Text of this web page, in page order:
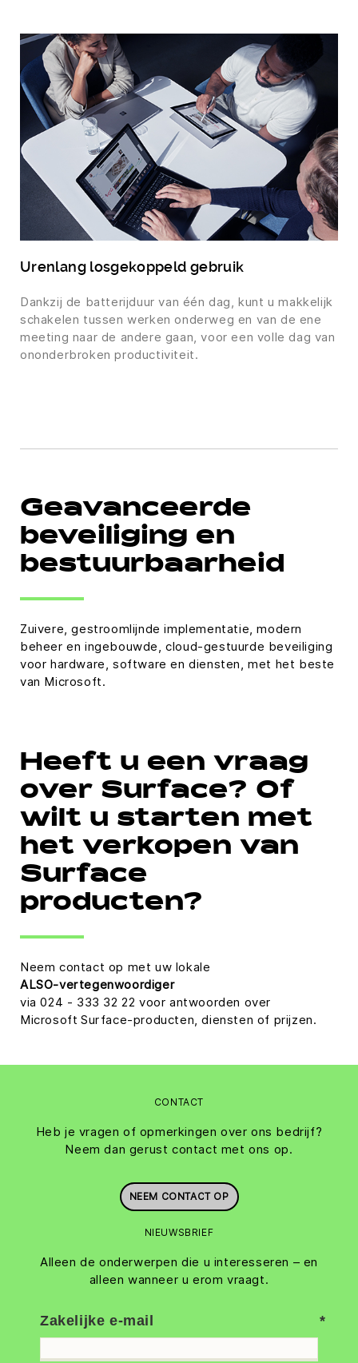
Urenlang losgekoppeld gebruik
Dankzij de batterijduur van één dag, kunt u makkelijk
schakelen tussen werken onderweg en van de ene
meeting naar de andere gaan, voor een volle dag van
ononderbroken productiviteit.
Geavanceerde
beveiliging en
bestuurbaarheid
Zuivere, gestroomlijnde implementatie, modern
beheer en ingebouwde, cloud-gestuurde beveiliging
voor hardware, software en diensten, met het beste
van Microsoft.
Heeft u een vraag
over Surface? Of
wilt u starten met
het verkopen van
Surface
producten?
Neem contact op met uw lokale
ALSO-vertegenwoordiger
via 024 - 333 32 22 voor antwoorden over
Microsoft Surface-producten, diensten of prijzen.
CONTACT
Heb je vragen of opmerkingen over ons bedrijf?
Neem dan gerust contact met ons op.
NEEM CONTACT OP
NIEUWSBRIEF
Alleen de onderwerpen die u interesseren – en
alleen wanneer u erom vraagt.
Zakelijke e-mail